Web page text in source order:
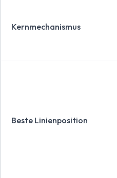
Kernmechanismus
Beste Linienposition